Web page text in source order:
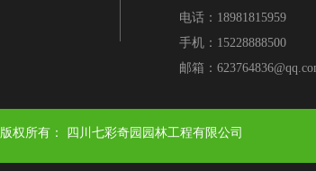
版权所有： 四川七彩奇园园林工程有限公司
电话： 18981815959
手机： 15228888500
邮箱：